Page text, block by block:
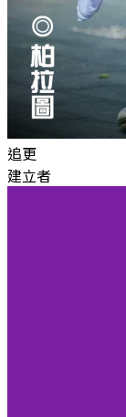
追更
建立者